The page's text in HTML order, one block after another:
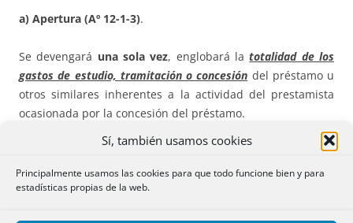
Sí, también usamos cookies
Principalmente usamos las cookies para que todo funcione bien y para
estadísticas propias de la web.
a) Apertura (Aº 12-1-3).
Se devengará una sola vez, englobará latotalidad de los
gastos de estudio, tramitación o concesión del préstamo u
otros similares inherentes a la actividad del prestamista
ocasionada por la concesión del préstamo.
b) Cancelación anticipada (Aº 21)
1) Se configura como un derecho